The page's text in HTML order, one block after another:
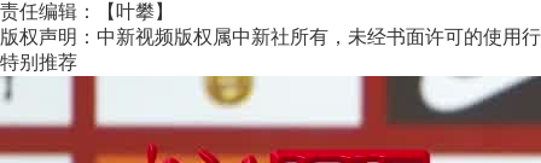
责任编辑：【叶攀】
版权声明：中新视频版权属中新社所有，未经书面许可的使用
特别推荐